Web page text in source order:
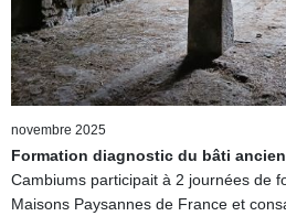
novembre 2025
Formation diagnostic du bâti ancien
Cambiums participait à 2 journées de
Maisons Paysannes de France et